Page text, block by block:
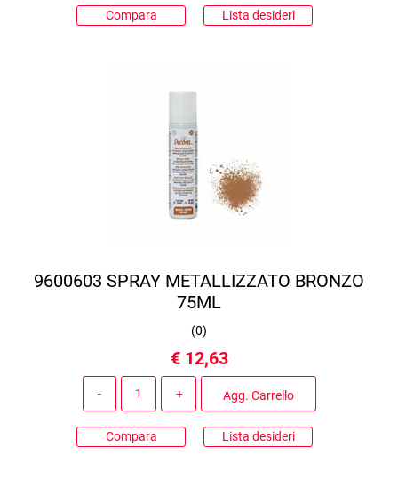
Compara Lista desideri
9600603 SPRAY METALLIZZATO BRONZO
75ML
(0)
€ 12,63
Agg. Carrello
Compara Lista desideri